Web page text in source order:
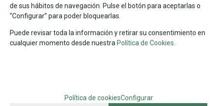
RAVENSBURGER EFECTO MADERA PUZZLES CON SILUETA
FECHA DE LANZAMIENTO
de sus hábitos de navegación. Pulse el botón para aceptarlas o
“Configurar” para poder bloquearlas.
Puede revisar toda la información y retirar su consentimiento en
cualquier momento desde nuestra Política de Cookies
Política de cookiesConfigurar